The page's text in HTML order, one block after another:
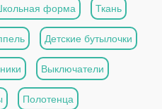
форма Ткань
Детские бутылочки
Выключатели
Полотенца